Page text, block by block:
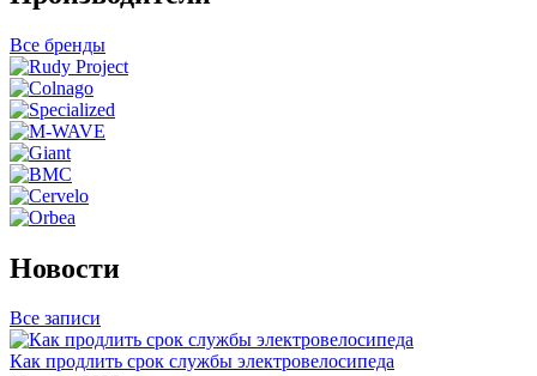
Все бренды
Новости
Все записи
Как продлить срок службы электровелосипеда